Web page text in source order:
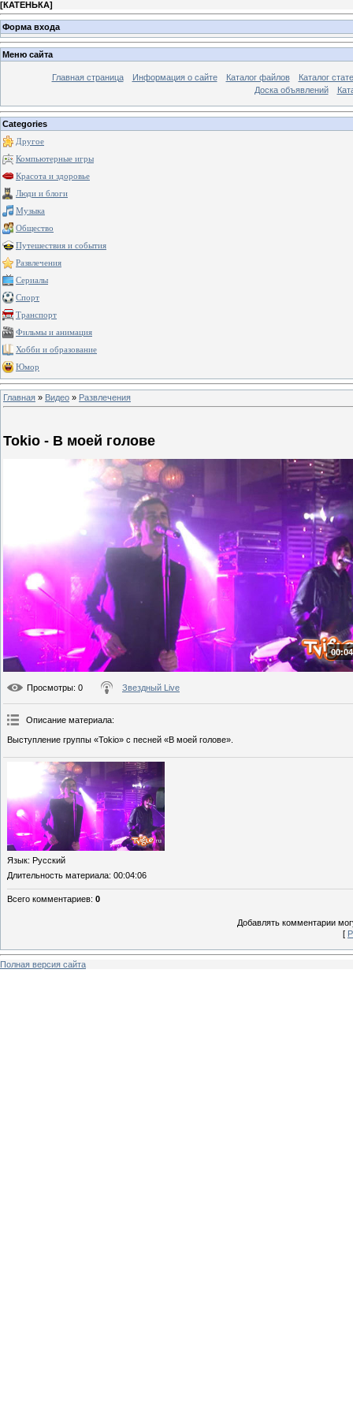
[КАТЕНЬКА]
Форма входа
Меню сайта
Главная страница Информация о сайте Каталог файлов
Каталог
Доска объявлений
Categories
Другое
Компьютерные игры
Красота и здоровье
Люди и блоги
Музыка
Общество
Путешествия и события
Развлечения
Сериалы
Спорт
Транспорт
Фильмы и анимация
Хобби и образование
Юмор
Главная » Видео » Развлечения
Tokio - В моей голове
Просмотры: 0 Звездный Live
Описание материала:
Выступление группы «Tokio» с песней «В моей голове».
Язык: Русский
Длительность материала: 00:04:06
Всего комментариев: 0
Добавлять комментарии
[
Полная версия сайта